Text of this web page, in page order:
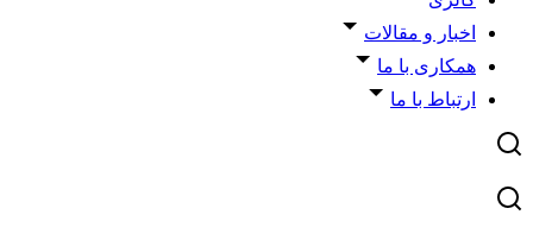
اخبار و مقالات
همکاری با ما
ارتباط با ما